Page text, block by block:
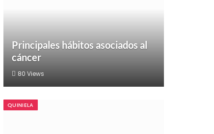
Principales hábitos asociados al
cáncer
80 Views
QUINIELA